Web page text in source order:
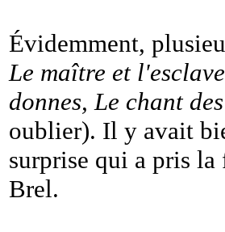
Évidemment,
Le maître et
donnes, Le chant
oublier). Il y avait
surprise qui a pris
Brel.